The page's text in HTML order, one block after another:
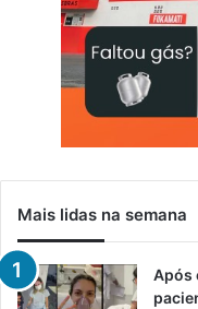
Mais lidas na semana
Após